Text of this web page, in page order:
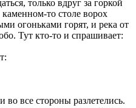
только вдруг за горкой
то столе ворох
огоньками горят, и река от
Тут кто-то и спрашивает:
все стороны разлетелись.